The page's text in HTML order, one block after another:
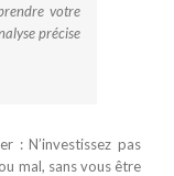
votre
précise
: N’investissez pas
mal, sans vous être